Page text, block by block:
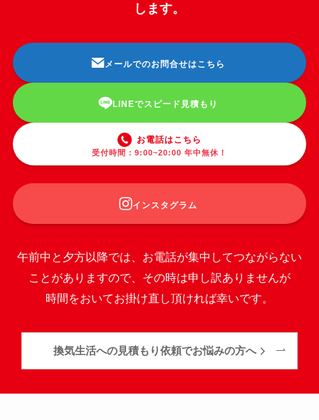
します。
メールでのお問合せはこちら
LINEでスピード見積もり
お電話はこちら
受付時間：9:00~20:00 年中無休！
インスタグラム
午前中と夕方以降では、お電話が集中してつながらない
ことがありますので、その時は申し訳ありませんが
時間をおいてお掛け直し頂ければ幸いです。
換気生活への見積もり依頼でお悩みの方へ